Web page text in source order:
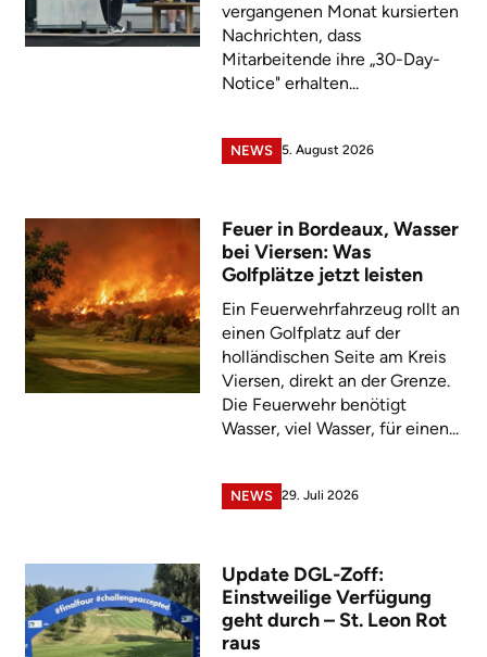
vergangenen Monat kursierten
Nachrichten, dass
Mitarbeitende ihre „30-Day-
Notice" erhalten...
NEWS 5. August 2026
Feuer in Bordeaux, Wasser
bei Viersen: Was
Golfplätze jetzt leisten
Ein Feuerwehrfahrzeug rollt an
einen Golfplatz auf der
holländischen Seite am Kreis
Viersen, direkt an der Grenze.
Die Feuerwehr benötigt
Wasser, viel Wasser, für einen...
NEWS 29. Juli 2026
Update DGL-Zoff:
Einstweilige Verfügung
geht durch – St. Leon Rot
raus